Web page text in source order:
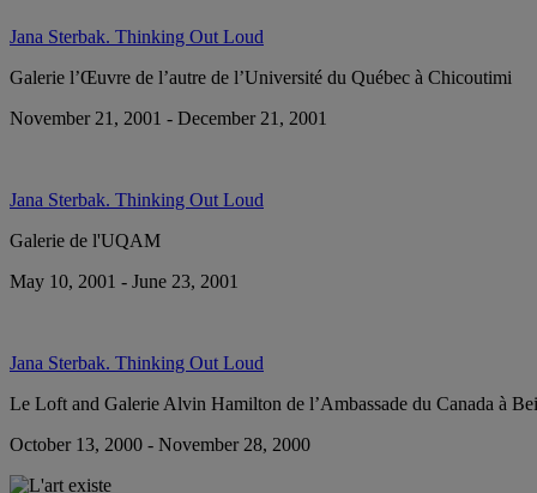
Jana Sterbak. Thinking Out Loud
Galerie l’Œuvre de l’autre de l’Université du Québec à Chicoutimi
November 21, 2001 - December 21, 2001
Jana Sterbak. Thinking Out Loud
Galerie de l'UQAM
May 10, 2001 - June 23, 2001
Jana Sterbak. Thinking Out Loud
Le Loft and Galerie Alvin Hamilton de l’Ambassade du Canada à
October 13, 2000 - November 28, 2000